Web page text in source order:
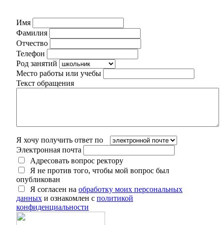
Имя
Фамилия
Отчество
Телефон
Род занятий
Место работы или учебы
Текст обращения
Я хочу получить ответ по
Электронная почта
Адресовать вопрос ректору
Я не против того, чтобы мой вопрос был
опубликован
Я согласен на обработку моих персональных
данных и ознакомлен с политикой
конфиденциальности